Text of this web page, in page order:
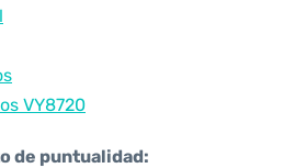
VY8720
de puntualidad: